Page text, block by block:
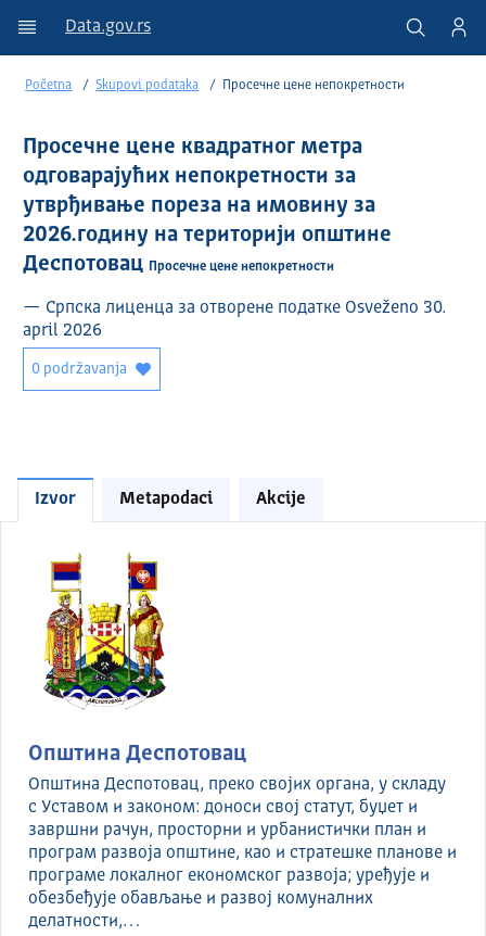
Data.gov.rs
Početna Skupovi podataka Просечне цене непокретности
Просечне цене квадратног метра
одговарајућих непокретности за
утврђивање пореза на имовину за
2026.годину на територији општине
Деспотовац
Просечне цене непокретности
— Српска лиценца за отворене податке Osveženo 30.
april 2026
0 podržavanja
Izvor Metapodaci Akcije
Општина Деспотовац
Општина Деспотовац, преко својих органа, у складу
с Уставом и законом: доноси свој статут, буџет и
завршни рачун, просторни и урбанистички план и
програм развоја општине, као и стратешке планове и
програме локалног економског развоја; уређује и
обезбеђује обављање и развој комуналних
делатности,…